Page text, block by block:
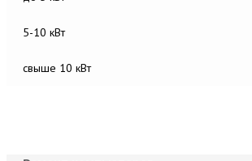
5-10 кВт
свыше 10 кВт